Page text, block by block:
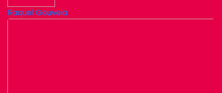
Raquel Gouveia